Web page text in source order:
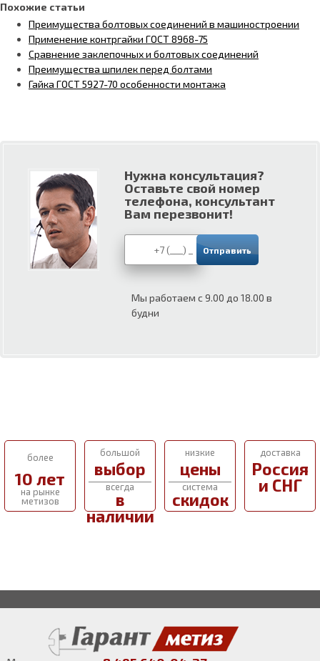
Похожие статьи
Преимущества болтовых соединений в машиностроении
Применение контргайки ГОСТ 8968-75
Сравнение заклепочных и болтовых соединений
Преимущества шпилек перед болтами
Гайка ГОСТ 5927-70 особенности монтажа
Нужна консультация?
Оставьте свой номер
телефона, консультант
Вам перезвонит!
Мы работаем с 9.00 до 18.00 в
будни
более
10 лет
на рынке
метизов
большой
выбор
всегда
в
наличии
низкие
цены
система
скидок
доставка
Россия
и СНГ